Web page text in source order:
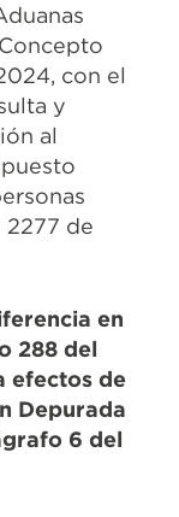
con el
y
al
de
en
288 del
efectos de
Depurada
6 del